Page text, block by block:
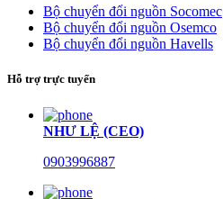
Bộ chuyển đổi nguồn Socomec
Bộ chuyển đổi nguồn Osemco
Bộ chuyển đổi nguồn Havells
Hỗ trợ trực tuyến
NHƯ LỆ (CEO)
0903996887